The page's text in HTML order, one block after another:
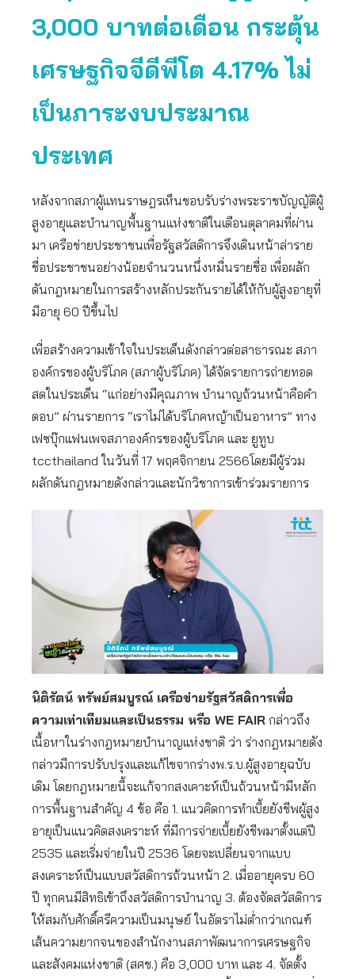
3,000 บาทต่อเดือน กระตุ้น
เศรษฐกิจจีดีพีโต 4.17% ไม่
เป็นภาระงบประมาณ
ประเทศ
หลังจากสภาผู้แทนราษฎรเห็นชอบรับร่างพระราชบัญญัติผู้
สูงอายุและบำนาญพื้นฐานแห่งชาติในเดือนตุลาคมที่ผ่าน
มา เครือข่ายประชาชนเพื่อรัฐสวัสดิการจึงเดินหน้าล่าราย
ชื่อประชาชนอย่างน้อยจำนวนหนึ่งหมื่นรายชื่อ เพื่อผลัก
ดันกฎหมายในการสร้างหลักประกันรายได้ให้กับผู้สูงอายุที่
มีอายุ 60 ปีขึ้นไป
เพื่อสร้างความเข้าใจในประเด็นดังกล่าวต่อสาธารณะ สภา
องค์กรของผู้บริโภค (สภาผู้บริโภค) ได้จัดรายการถ่ายทอด
สดในประเด็น “แก่อย่างมีคุณภาพ บำนาญถ้วนหน้าคือคำ
ตอบ” ผ่านรายการ “เราไม่ได้บริโภคหญ้าเป็นอาหาร” ทาง
เฟซบุ๊กแฟนเพจสภาองค์กรของผู้บริโภค และ ยูทูบ
tccthailand ในวันที่ 17 พฤศจิกายน 2566โดยมีผู้ร่วม
ผลักดันกฎหมายดังกล่าวและนักวิชาการเข้าร่วมรายการ
นิติรัตน์ ทรัพย์สมบูรณ์ เครือข่ายรัฐสวัสดิการเพื่อ
ความเท่าเทียมและเป็นธรรม หรือ WE FAIR กล่าวถึง
เนื้อหาในร่างกฎหมายบำนาญแห่งชาติ ว่า ร่างกฎหมายดัง
กล่าวมีการปรับปรุงและแก้ไขจากร่างพ.ร.บ.ผู้สูงอายุฉบับ
เดิม โดยกฎหมายนี้จะแก้จากสงเคาะห์เป็นถ้วนหน้ามีหลัก
การพื้นฐานสำคัญ 4 ข้อ คือ 1. แนวคิดการทำเบี้ยยังชีพผู้สูง
อายุเป็นแนวคิดสงเคราะห์ ที่มีการจ่ายเบี้ยยังชีพมาตั้งแต่ปี
2535 และเริ่มจ่ายในปี 2536 โดยจะเปลี่ยนจากแบบ
สงเคราะห์เป็นแบบสวัสดิการถ้วนหน้า 2. เมื่ออายุครบ 60
ปี ทุกคนมีสิทธิเข้าถึงสวัสดิการบำนาญ 3. ต้องจัดสวัสดิการ
ให้สมกับศักดิ์ศรีความเป็นมนุษย์ ในอัตราไม่ต่ำกว่าเกณฑ์
เส้นความยากจนของสำนักงานสภาพัฒนาการเศรษฐกิจ
และสังคมแห่งชาติ (สศช.) คือ 3,000 บาท และ 4. จัดตั้ง